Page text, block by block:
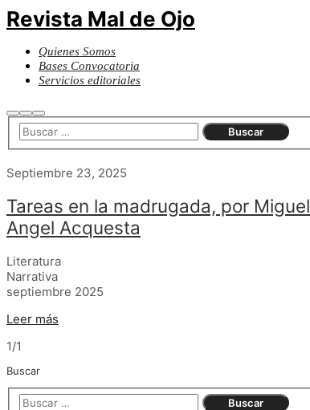
Revista Mal de Ojo
Quienes Somos
Bases Convocatoria
Servicios editoriales
Buscar
Más
información
Menú
principal
Septiembre 23, 2025
Tareas en la madrugada, por Miguel
Angel Acquesta
Literatura
Narrativa
septiembre 2025
Leer más
1/1
Buscar